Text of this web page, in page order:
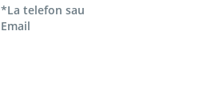
*La telefon sau
Email